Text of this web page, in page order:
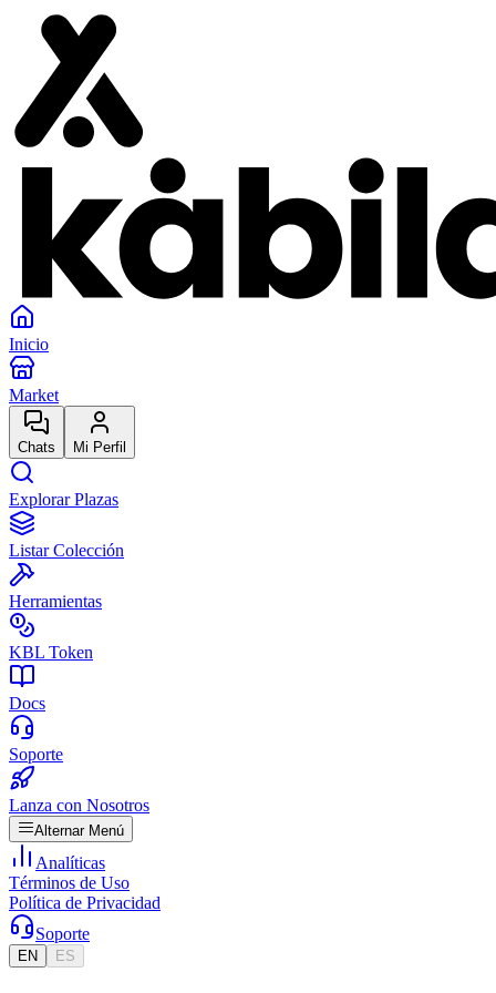
Inicio
Market
Chats Mi Perfil
Explorar Plazas
Listar Colección
Herramientas
KBL Token
Docs
Soporte
Lanza con Nosotros
Alternar Menú
Analíticas
Términos de Uso
Política de Privacidad
Soporte
EN ES